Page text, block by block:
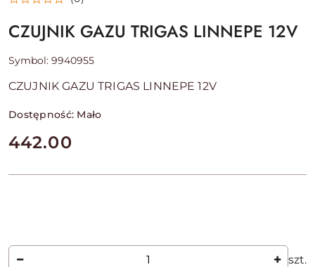
CZUJNIK GAZU TRIGAS LINNEPE 12V
Symbol: 9940955
CZUJNIK GAZU TRIGAS LINNEPE 12V
Dostępność: Mało
cena:
442.00
Ilość szt.